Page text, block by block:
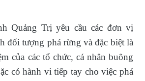
Quảng Trị yêu cầu các đơn vị
đối tượng phá rừng và đặc biệt là
của các tổ chức, cá nhân buông
có hành vi tiếp tay cho việc phá